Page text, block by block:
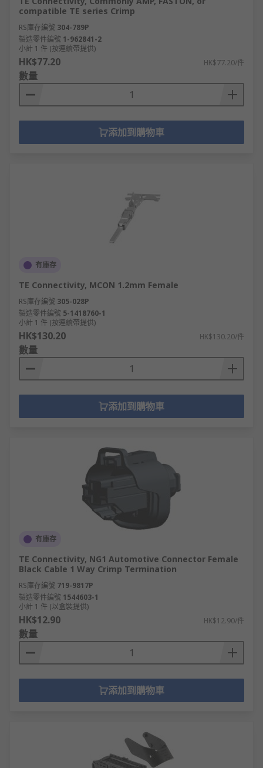
compatible TE series Crimp
RS庫存編號 304-789P
製造零件編號 1-962841-2
小計 1 件 (按連續帶提供)
HK$77.20 HK$77.20/件
數量
添加到購物車
有庫存
TE Connectivity, MCON 1.2mm Female
RS庫存編號 305-028P
製造零件編號 5-1418760-1
小計 1 件 (按連續帶提供)
HK$130.20 HK$130.20/件
數量
添加到購物車
有庫存
TE Connectivity, NG1 Automotive Connector Female
Black Cable 1 Way Crimp Termination
RS庫存編號 719-9817P
製造零件編號 1544603-1
小計 1 件 (以盒裝提供)
HK$12.90 HK$12.90/件
數量
添加到購物車